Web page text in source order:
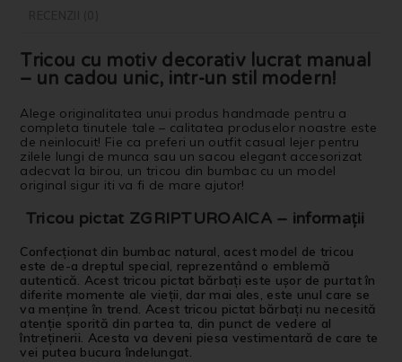
Tricou cu motiv decorativ lucrat manual
– un cadou unic, intr-un stil modern!
Alege originalitatea unui produs handmade pentru a
completa tinutele tale – calitatea produselor noastre este
de neinlocuit! Fie ca preferi un outfit casual lejer pentru
zilele lungi de munca sau un sacou elegant accesorizat
adecvat la birou, un tricou din bumbac cu un model
original sigur iti va fi de mare ajutor!
Tricou pictat ZGRIPTUROAICA – informații
Confecționat din bumbac natural, acest model de tricou
este de-a dreptul special, reprezentând o emblemă
autentică. Acest tricou pictat bărbați este ușor de purtat în
diferite momente ale vieții, dar mai ales, este unul care se
va menține în trend. Acest tricou pictat bărbați nu necesită
atenție sporită din partea ta, din punct de vedere al
întreținerii. Acesta va deveni piesa vestimentară de care te
vei putea bucura îndelungat.